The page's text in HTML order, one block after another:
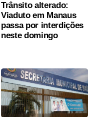
Trânsito alterado:
Viaduto em Manaus
passa por interdições
neste domingo